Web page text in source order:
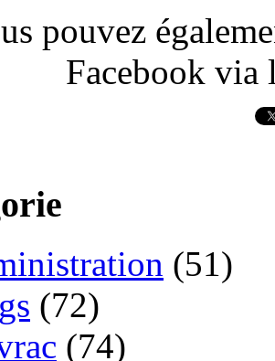
pouvez
Facebook via
(51)
(72)
(74)